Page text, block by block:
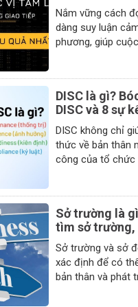
Nắm vững cách
dàng suy luận
DISC là gì?
DISC và 8 sự
DISC không chỉ
thức về bản thân
Sở trường là
tìm sở trường,
Sở trường và sở
xác định để có
bản thân và phát